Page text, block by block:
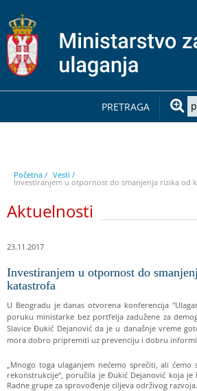
PRETRAGA
Početna / Vesti /
Investiranjem u otpornost do smanjenja rizika od
Aktuelnosti
23.11.2017
Investiranjem u otpornost do
katastrofa
U Beogradu je danas otvorena konferencija
poruku ministarke bez portfelja zadužene za
Slavice Đukić Dejanović da je u današnje vreme
mora dobro pripremiti uz prevenciju i dobru
„Mnogo toga ulaganjem nećemo sprečiti, ali
rekonstrukcije“, poručila je Đukić Dejanović koja je
Radne grupe za sprovođenje ciljeva održivog razvoja.